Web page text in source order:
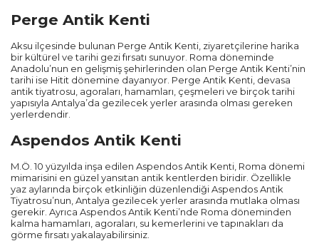
Perge Antik Kenti
Aksu ilçesinde bulunan Perge Antik Kenti, ziyaretçilerine harika
bir kültürel ve tarihi gezi fırsatı sunuyor. Roma döneminde
Anadolu’nun en gelişmiş şehirlerinden olan Perge Antik Kenti’nin
tarihi ise Hitit dönemine dayanıyor. Perge Antik Kenti, devasa
antik tiyatrosu, agoraları, hamamları, çeşmeleri ve birçok tarihi
yapısıyla Antalya’da gezilecek yerler arasında olması gereken
yerlerdendir.
Aspendos Antik Kenti
M.Ö. 10 yüzyılda inşa edilen Aspendos Antik Kenti, Roma dönemi
mimarisini en güzel yansıtan antik kentlerden biridir. Özellikle
yaz aylarında birçok etkinliğin düzenlendiği Aspendos Antik
Tiyatrosu’nun, Antalya gezilecek yerler arasında mutlaka olması
gerekir. Ayrıca Aspendos Antik Kenti’nde Roma döneminden
kalma hamamları, agoraları, su kemerlerini ve tapınakları da
görme fırsatı yakalayabilirsiniz.